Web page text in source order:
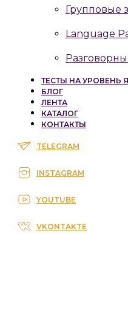
Групповые
Language
ТЕСТЫ НА УРОВЕНЬ
БЛОГ
ЛЕНТА
КАТАЛОГ
КОНТАКТЫ
TELEGRAM
INSTAGRAM
YOUTUBE
VKONTAKTE